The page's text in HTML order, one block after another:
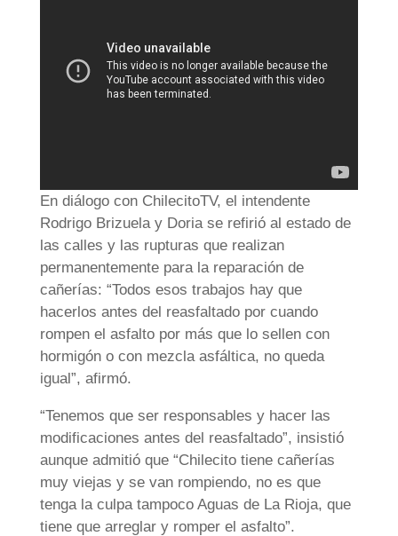
En diálogo con ChilecitoTV, el intendente
Rodrigo Brizuela y Doria se refirió al estado de
las calles y las rupturas que realizan
permanentemente para la reparación de
cañerías: “Todos esos trabajos hay que
hacerlos antes del reasfaltado por cuando
rompen el asfalto por más que lo sellen con
hormigón o con mezcla asfáltica, no queda
igual”, afirmó.
“Tenemos que ser responsables y hacer las
modificaciones antes del reasfaltado”, insistió
aunque admitió que “Chilecito tiene cañerías
muy viejas y se van rompiendo, no es que
tenga la culpa tampoco Aguas de La Rioja, que
tiene que arreglar y romper el asfalto”.